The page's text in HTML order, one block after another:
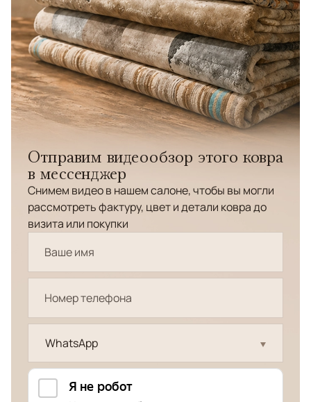
Отправим видеообзор этого ковра
в мессенджер
Снимем видео в нашем салоне, чтобы вы могли
рассмотреть фактуру, цвет и детали ковра до
визита или покупки
WhatsApp